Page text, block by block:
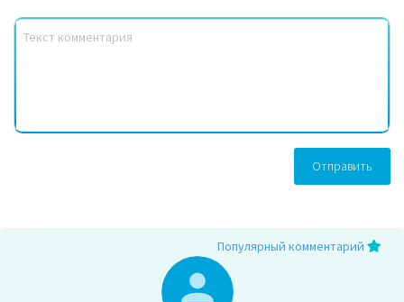
Отправить
Популярный комментарий